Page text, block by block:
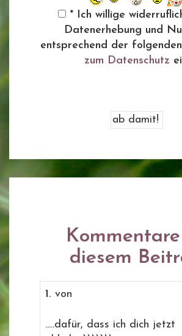
* Ich willige
Datenerhebung und
entsprechend der folgenden
zum Datenschutz
diesem
1. von
.....dafür, dass ich dich jetzt